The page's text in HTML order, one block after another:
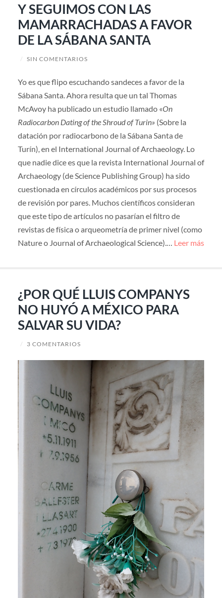
Y SEGUIMOS CON LAS
MAMARRACHADAS A FAVOR
DE LA SÁBANA SANTA
/ SIN COMENTARIOS
Yo es que flipo escuchando sandeces a favor de la
Sábana Santa. Ahora resulta que un tal Thomas
McAvoy ha publicado un estudio llamado «On
Radiocarbon Dating of the Shroud of Turin» (Sobre la
datación por radiocarbono de la Sábana Santa de
Turín), en el International Journal of Archaeology. Lo
que nadie dice es que la revista International Journal of
Archaeology (de Science Publishing Group) ha sido
cuestionada en círculos académicos por sus procesos
de revisión por pares. Muchos científicos consideran
que este tipo de artículos no pasarían el filtro de
revistas de física o arqueometría de primer nivel (como
Nature o Journal of Archaeological Science).… Leer más
¿POR QUÉ LLUIS COMPANYS
NO HUYÓ A MÉXICO PARA
SALVAR SU VIDA?
/ 3 COMENTARIOS